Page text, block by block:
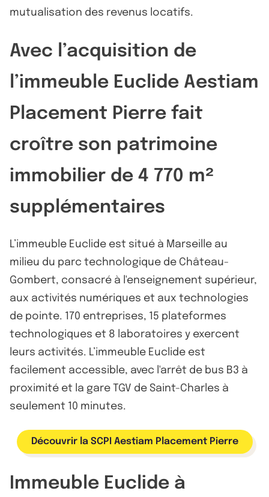
mutualisation des revenus locatifs.
Avec l’acquisition de
l’immeuble Euclide Aestiam
Placement Pierre fait
croître son patrimoine
immobilier de 4 770 m²
supplémentaires
L’immeuble Euclide est situé à Marseille au
milieu du parc technologique de Château-
Gombert, consacré à l'enseignement supérieur,
aux activités numériques et aux technologies
de pointe. 170 entreprises, 15 plateformes
technologiques et 8 laboratoires y exercent
leurs activités. L’immeuble Euclide est
facilement accessible, avec l'arrêt de bus B3 à
proximité et la gare TGV de Saint-Charles à
seulement 10 minutes.
Découvrir la SCPI Aestiam Placement Pierre
Immeuble Euclide à